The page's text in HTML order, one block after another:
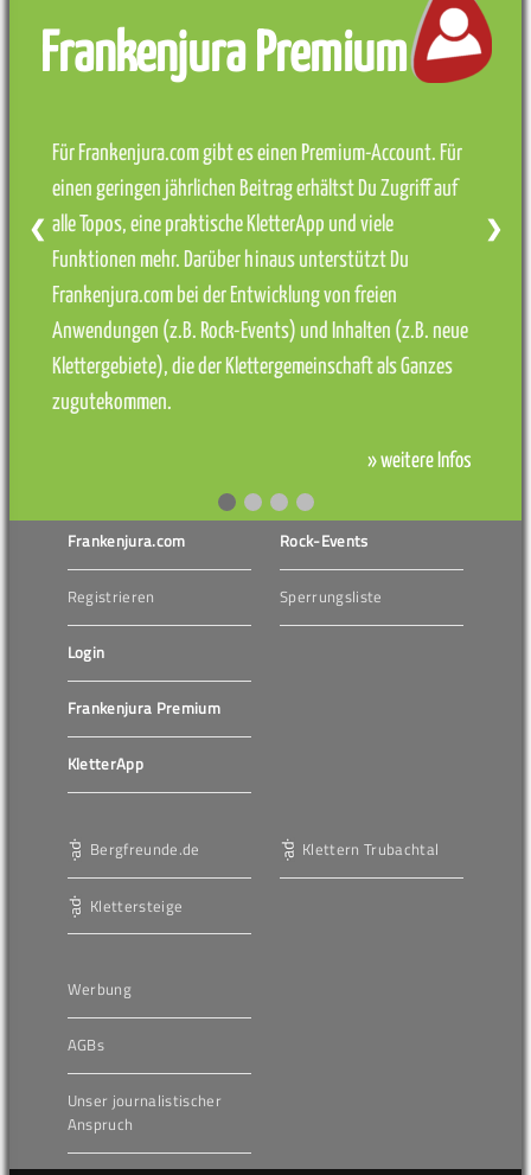
Frankenjura Premium
Für Frankenjura.com gibt es einen Premium-Account. Für
einen geringen jährlichen Beitrag erhältst Du Zugriff auf
alle Topos, eine praktische KletterApp und viele
Funktionen mehr. Darüber hinaus unterstützt Du
Frankenjura.com bei der Entwicklung von freien
Anwendungen (z.B. Rock-Events) und Inhalten (z.B. neue
Klettergebiete), die der Klettergemeinschaft als Ganzes
zugutekommen.
» weitere Infos
❮ ❯
Frankenjura.com
Registrieren
Login
Frankenjura Premium
KletterApp
Rock-Events
Sperrungsliste
Bergfreunde.de
Klettersteige
Klettern Trubachtal
Werbung
AGBs
Unser journalistischer
Anspruch